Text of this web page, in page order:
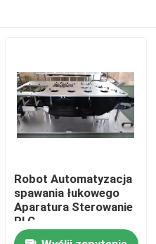
Robot Automatyzacja
spawania łukowego
Aparatura Sterowanie
PLC
Zautomatyzowane